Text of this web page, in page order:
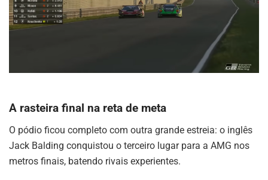
A rasteira final na reta de meta
O pódio ficou completo com outra grande estreia: o inglês
Jack Balding conquistou o terceiro lugar para a AMG nos
metros finais, batendo rivais experientes.